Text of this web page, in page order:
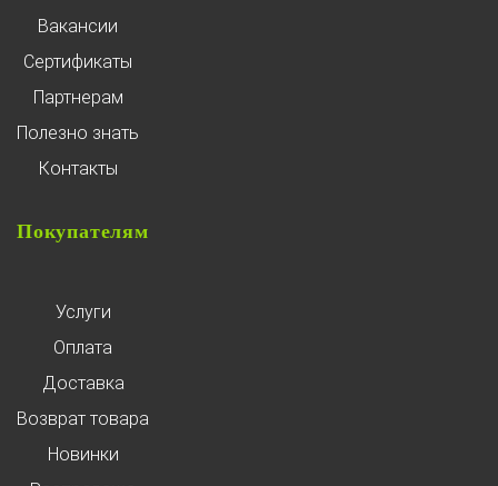
Вакансии
Сертификаты
Партнерам
Полезно знать
Контакты
Покупателям
Услуги
Оплата
Доставка
Возврат товара
Новинки